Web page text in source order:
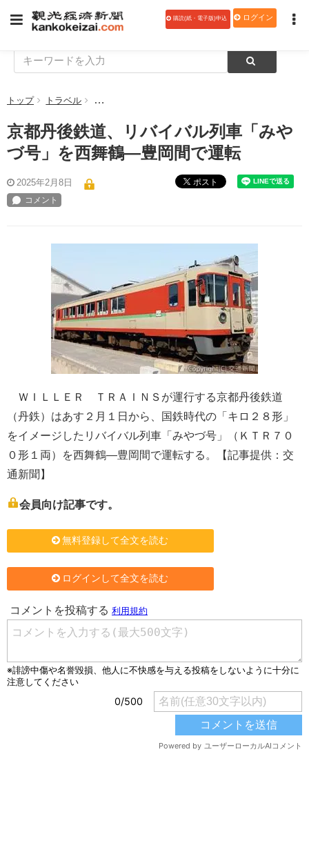
購読(紙・電子版)申込 ログイン
トップ トラベル 京都丹後鉄道、リバイバル列車「みやづ号」を西舞
京都丹後鉄道、リバイバル列車「みや
づ号」を西舞鶴―豊岡間で運転
2025年2月8日 ポスト
ＷＩＬＬＥＲ ＴＲＡＩＮＳが運行する京都丹後鉄道
（丹鉄）はあす２月１日から、国鉄時代の「キロ２８形」
をイメージしたリバイバル列車「みやづ号」（ＫＴＲ７０
０形１両）を西舞鶴―豊岡間で運転する。【記事提供：交
通新聞】
会員向け記事です。
無料登録して全文を読む
ログインして全文を読む